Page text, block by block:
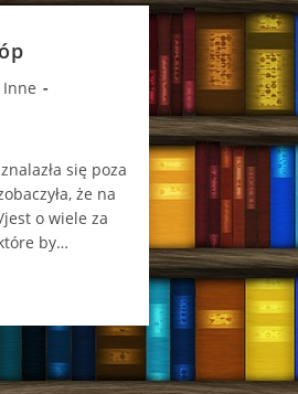
Inne
się poza
że na
o wiele za
by…